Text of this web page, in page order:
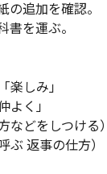
追加を確認。
を運ぶ。
しみ」
く」
どをしつける）
返事の仕方）